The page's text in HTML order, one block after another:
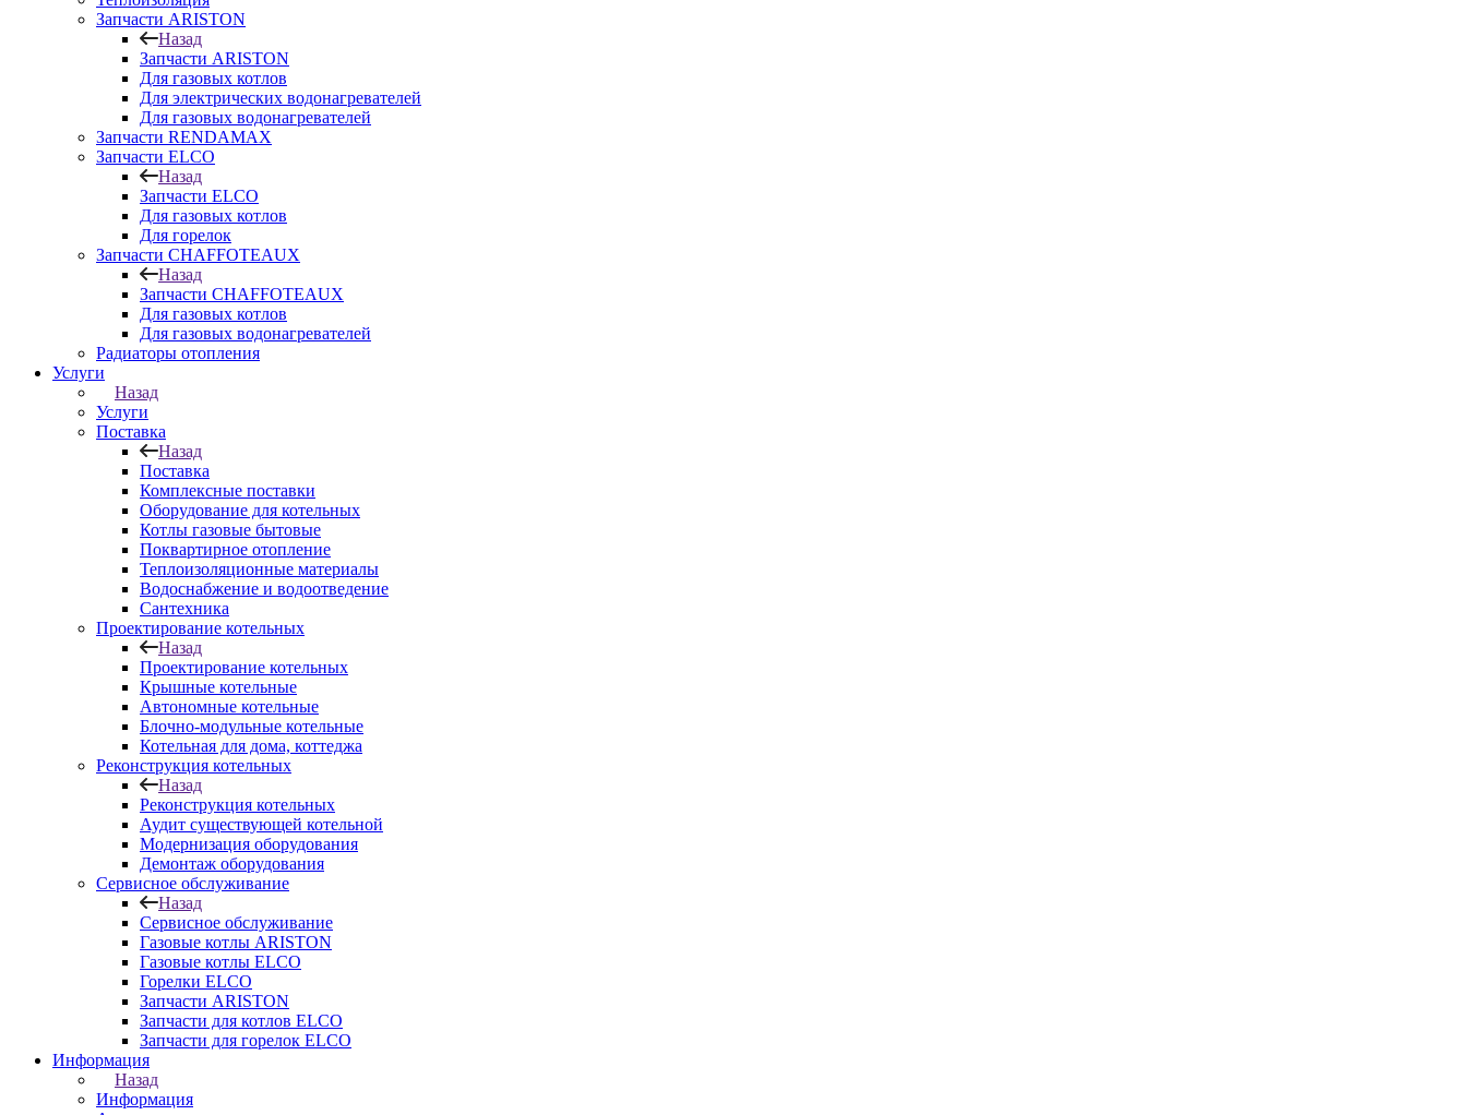
Запчасти ARISTON
Назад
Запчасти ARISTON
Для газовых котлов
Для электрических водонагревателей
Для газовых водонагревателей
Запчасти RENDAMAX
Запчасти ELCO
Назад
Запчасти ELCO
Для газовых котлов
Для горелок
Запчасти CHAFFOTEAUX
Назад
Запчасти CHAFFOTEAUX
Для газовых котлов
Для газовых водонагревателей
Радиаторы отопления
Услуги
Назад
Услуги
Поставка
Назад
Поставка
Комплексные поставки
Оборудование для котельных
Котлы газовые бытовые
Поквартирное отопление
Теплоизоляционные материалы
Водоснабжение и водоотведение
Сантехника
Проектирование котельных
Назад
Проектирование котельных
Крышные котельные
Автономные котельные
Блочно-модульные котельные
Котельная для дома, коттеджа
Реконструкция котельных
Назад
Реконструкция котельных
Аудит существующей котельной
Модернизация оборудования
Демонтаж оборудования
Сервисное обслуживание
Назад
Сервисное обслуживание
Газовые котлы ARISTON
Газовые котлы ELCO
Горелки ELCO
Запчасти ARISTON
Запчасти для котлов ELCO
Запчасти для горелок ELCO
Информация
Назад
Информация